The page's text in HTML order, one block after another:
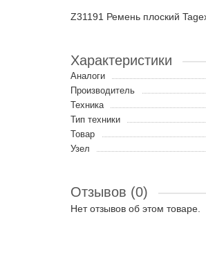
Z31191 Ремень плоский
Характеристики
Аналоги
Производитель
Техника
Тип техники
Товар
Узел
Отзывов (0)
Нет отзывов об этом товаре.